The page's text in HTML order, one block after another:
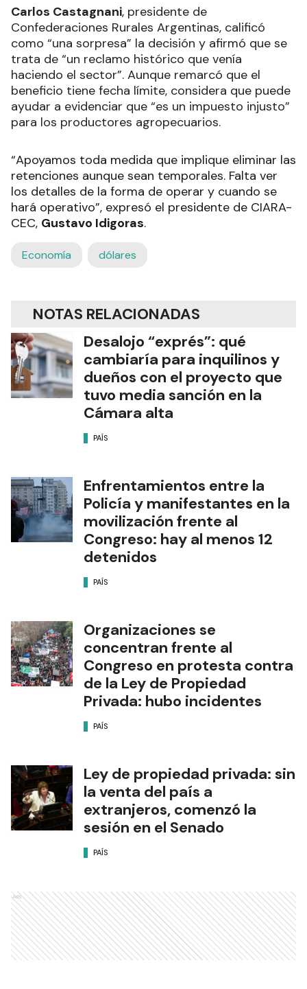
Carlos Castagnani, presidente de
Confederaciones Rurales Argentinas, calificó
como “una sorpresa” la decisión y afirmó que se
trata de “un reclamo histórico que venía
haciendo el sector”. Aunque remarcó que el
beneficio tiene fecha límite, considera que puede
ayudar a evidenciar que “es un impuesto injusto”
para los productores agropecuarios.
“Apoyamos toda medida que implique eliminar las
retenciones aunque sean temporales. Falta ver
los detalles de la forma de operar y cuando se
hará operativo”, expresó el presidente de CIARA-
CEC, Gustavo Idigoras.
Economía dólares
NOTAS RELACIONADAS
Desalojo “exprés”: qué
cambiaría para inquilinos y
dueños con el proyecto que
tuvo media sanción en la
Cámara alta
PAÍS
Enfrentamientos entre la
Policía y manifestantes en la
movilización frente al
Congreso: hay al menos 12
detenidos
PAÍS
Organizaciones se
concentran frente al
Congreso en protesta contra
de la Ley de Propiedad
Privada: hubo incidentes
PAÍS
Ley de propiedad privada: sin
la venta del país a
extranjeros, comenzó la
sesión en el Senado
PAÍS
Ads